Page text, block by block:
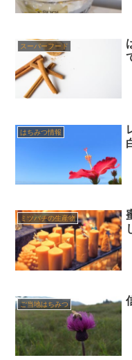
スーパーフード
はちみつ情報
ミツバチの生産物
ご当地はちみつ